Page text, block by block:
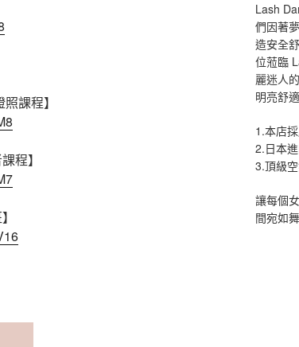
課程】
程】
Lash
們因著
造安全
位蒞臨
麗迷人
明亮舒
1.本店
2.日本
3.頂級
讓每個
間宛如